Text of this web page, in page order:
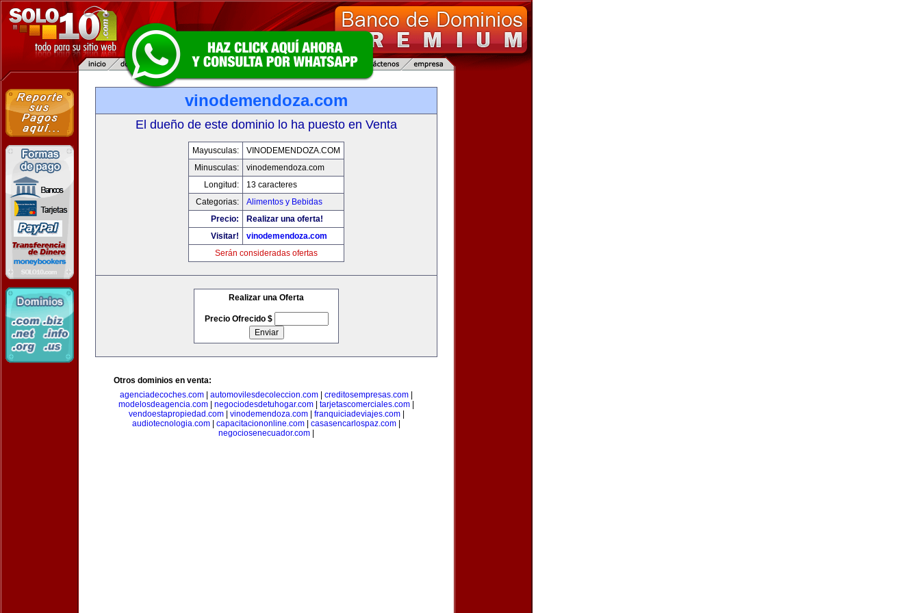
vinodemendoza.com
El dueño de este dominio lo ha puesto en Venta
Mayusculas:
VINODEMENDOZA.COM
Minusculas:
vinodemendoza.com
Longitud:
13 caracteres
Categorias:
Alimentos y Bebidas
Precio:
Realizar una oferta!
Visitar!
vinodemendoza.com
Serán consideradas ofertas
Realizar una Oferta
Precio Ofrecido $
Otros dominios en venta:
agenciadecoches.com
automovilesdecoleccion.com creditosempresas.com
modelosdeagencia.com
negociodesdetuhogar.com tarjetascomerciales.com
vendoestapropiedad.com| vinodemendoza.com| franquiciadeviajes.com|
audiotecnologia.com
capacitaciononline.com casasencarlospaz.com
negociosenecuador.com